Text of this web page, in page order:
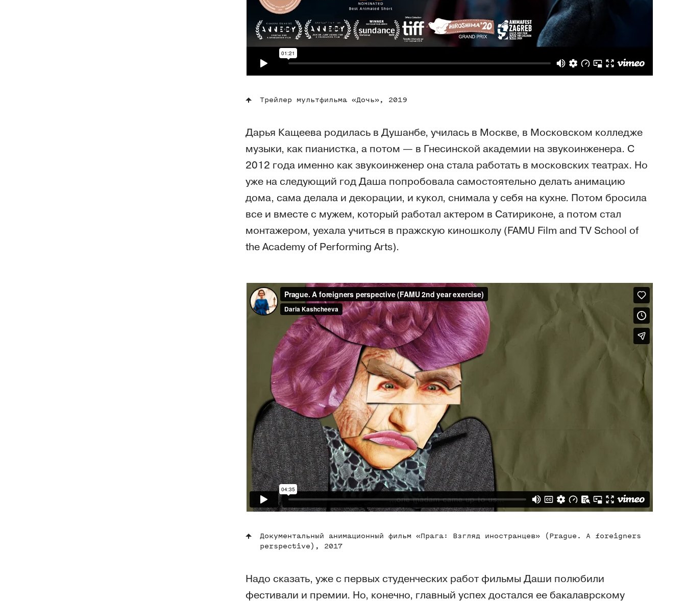
Трейлер мультфильма «Дочь», 2019
Дарья Кащеева родилась в Душанбе, училась в Москве, в Московском колледже
музыки, как пианистка, а потом — в Гнесинской академии на звукоинженера. С
2012 года именно как звукоинженер она стала работать в московских театрах. Но
уже на следующий год Даша попробовала самостоятельно делать анимацию
дома, сама делала и декорации, и кукол, снимала у себя на кухне. Потом бросила
все и вместе с мужем, который работал актером в Сатириконе, а потом стал
монтажером, уехала учиться в пражскую киношколу (FAMU Film and TV School of
the Academy of Performing Arts).
Документальный анимационный фильм «Прага: Взгляд иностранцев» (Prague. A foreigners
perspective), 2017
Надо сказать, уже с первых студенческих работ фильмы Даши полюбили
фестивали и премии. Но, конечно, главный успех достался ее бакалаврскому